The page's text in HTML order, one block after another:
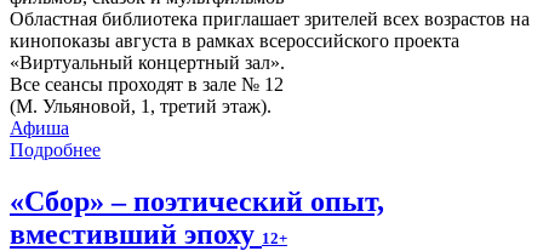
Областная библиотека приглашает зрителей всех возрастов на
кинопоказы августа в рамках всероссийского проекта
«Виртуальный концертный зал».
Все сеансы проходят в зале № 12
(М. Ульяновой, 1, третий этаж).
Афиша
Подробнее
«Сбор» – поэтический опыт,
вместивший эпоху 12+